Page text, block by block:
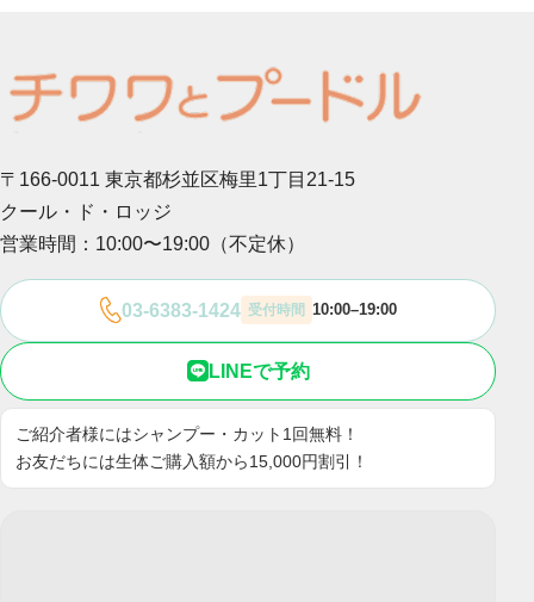
〒166-0011 東京都杉並区梅里1丁目21-15
クール・ド・ロッジ
営業時間：10:00〜19:00（不定休）
03-6383-1424 受付時間 10:00–19:00
LINEで予約
ご紹介者様にはシャンプー・カット1回無料！
お友だちには生体ご購入額から15,000円割引！